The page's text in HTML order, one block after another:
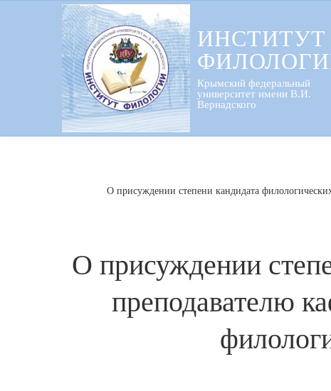
ИНСТИТУТ
Крымский федеральный
университет имени В.И.
Вернадского
О присуждении степени кандидата
О присуждении
преподавателю